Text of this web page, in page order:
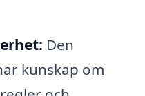
Den
kunskap om